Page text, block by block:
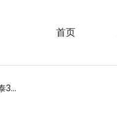
首页
铝合金百叶窗料3104铝板-明泰3004铝板厂家